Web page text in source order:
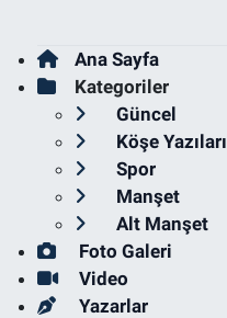
Ana Sayfa
Kategoriler
Güncel
Köşe Yazıları
Spor
Manşet
Alt Manşet
Foto Galeri
Video
Yazarlar